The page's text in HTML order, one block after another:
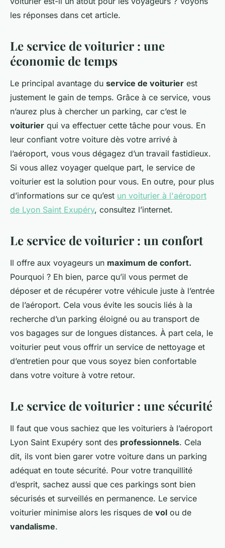
les réponses dans cet article.
Le service de voiturier : une
économie de temps
Le principal avantage du service de voiturier est
justement le gain de temps. Grâce à ce service, vous
n’aurez plus à chercher un parking, car c’est le
voiturier qui va effectuer cette tâche pour vous. En
leur confiant votre voiture dès votre arrivé à
l’aéroport, vous vous dégagez d’un travail fastidieux.
Si vous allez voyager quelque part, le service de
voiturier est la solution pour vous. En outre, pour plus
d’informations sur ce qu’est un voiturier à l'aéroport
de Lyon Saint Exupéry, consultez l’internet.
Le service de voiturier : un confort
Il offre aux voyageurs un maximum de confort.
Pourquoi ? Eh bien, parce qu’il vous permet de
déposer et de récupérer votre véhicule juste à l’entrée
de l’aéroport. Cela vous évite les soucis liés à la
recherche d’un parking éloigné ou au transport de
vos bagages sur de longues distances. À part cela, le
voiturier peut vous offrir un service de nettoyage et
d’entretien pour que vous soyez bien confortable
dans votre voiture à votre retour.
Le service de voiturier : une sécurité
Il faut que vous sachiez que les voituriers à l’aéroport
Lyon Saint Exupéry sont des professionnels. Cela
dit, ils vont bien garer votre voiture dans un parking
adéquat en toute sécurité. Pour votre tranquillité
d’esprit, sachez aussi que ces parkings sont bien
sécurisés et surveillés en permanence. Le service
voiturier minimise alors les risques de vol ou de
vandalisme.